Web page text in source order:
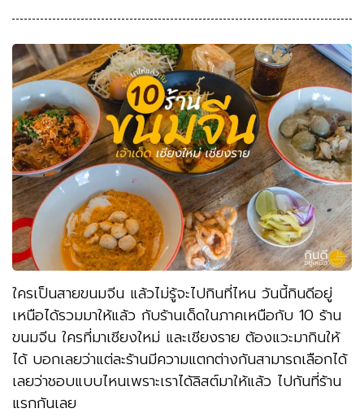
ใครเป็นสายขนมจีน แล้วไม่รู้จะไปกินที่ไหน วันนี้กินดีอยู่
เหนือได้รวมมาให้แล้ว กับร้านเด็ดในภาคเหนือกับ 10 ร้าน
ขนมจีน ใครที่มาเชียงใหม่ และเชียงราย ต้องแวะมากินให้
ได้ บอกเลยว่าแต่ละร้านมีความแตกต่างกันสามารถเลือกได้
เลยว่าชอบแบบไหนเพราะเราได้ลิสต์มาให้แล้ว ไปกันที่ร้าน
แรกกันเลย